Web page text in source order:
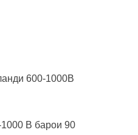
600-1000В
В барои 90